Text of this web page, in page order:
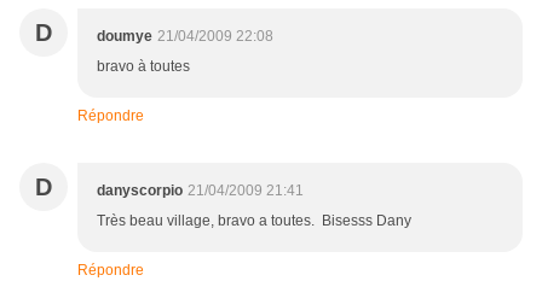
D doumye 21/04/2009 22:08
bravo à toutes
Répondre
D danyscorpio 21/04/2009 21:41
Très beau village, bravo a toutes. Bisesss Dany
Répondre